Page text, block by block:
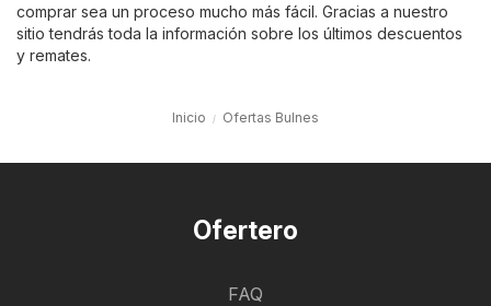
comprar sea un proceso mucho más fácil. Gracias a nuestro
sitio tendrás toda la información sobre los últimos descuentos
y remates.
Inicio Ofertas Bulnes
Ofertero
FAQ